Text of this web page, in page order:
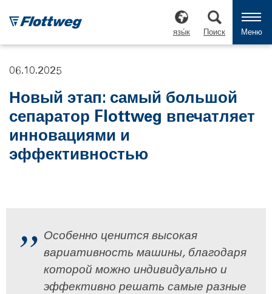
язы́к Поиск Меню
06.10.2025
Новый этап: самый большой
сепаратор Flottweg впечатляет
инновациями и
эффективностью
Особенно ценится высокая
вариативность машины, благодаря
которой можно индивидуально и
эффективно решать самые разные